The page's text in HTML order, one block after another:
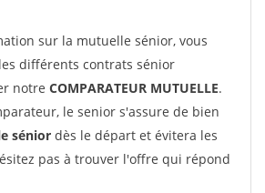
sur la mutuelle sénior, vous
différents contrats sénior
notre COMPARATEUR MUTUELLE.
le senior s'assure de bien
sénior dès le départ et évitera les
pas à trouver l'offre qui répond